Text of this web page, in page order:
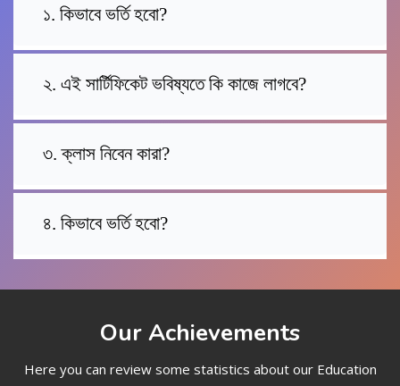
১. কিভাবে ভর্তি হবো?
২. এই সার্টিফিকেট ভবিষ্যতে কি কাজে লাগবে?
৩. ক্লাস নিবেন কারা?
৪. কিভাবে ভর্তি হবো?
Our Achievements
Here you can review some statistics about our Education